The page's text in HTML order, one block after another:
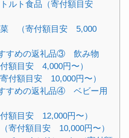
ルト食品（寄付額目安
菜 （寄付額目安 5,000
すめの返礼品③ 飲み物
額目安 4,000円〜）
付額目安 10,000円〜）
すめの返礼品④ ベビー用
額目安 12,000円〜）
寄付額目安 10,000円〜）